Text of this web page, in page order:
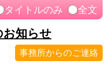
タイトルのみ 全文
お知らせ
事務所からのご連絡